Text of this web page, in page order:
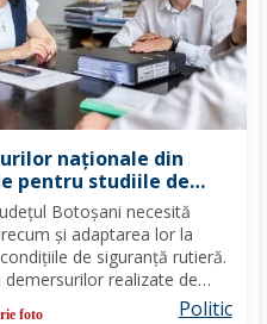
naționale din
pentru studiile de
Botoșani necesită
și adaptarea lor la
de siguranță rutieră.
realizate de
Regională de Drumuri
foto Politic